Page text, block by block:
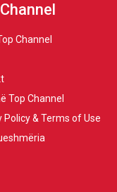
Channel
Top Channel
Policy & Terms of Use